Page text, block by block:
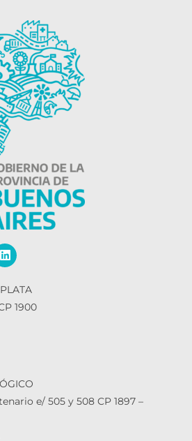
1900
e/ 505 y 508 CP 1897 –